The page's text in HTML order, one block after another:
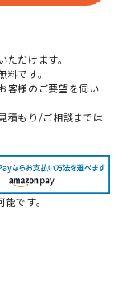
だけます。
です。
客様のご要望を伺い
積もり/ご相談までは
です。